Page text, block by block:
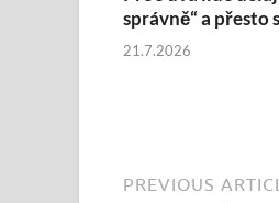
správně“ a přesto
21.7.2026
PREVIOUS